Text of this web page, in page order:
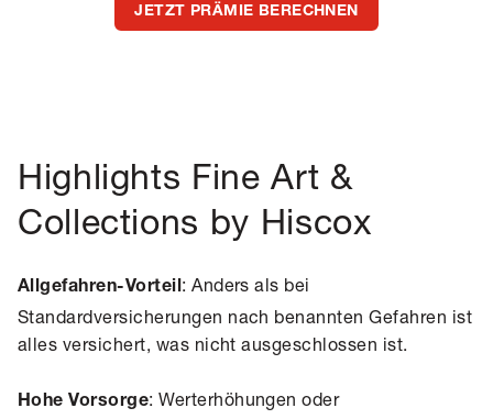
JETZT PRÄMIE BERECHNEN
Highlights Fine Art &
Collections by Hiscox
Allgefahren-Vorteil: Anders als bei
Standardversicherungen nach benannten Gefahren ist
alles versichert, was nicht ausgeschlossen ist.
Hohe Vorsorge: Werterhöhungen oder